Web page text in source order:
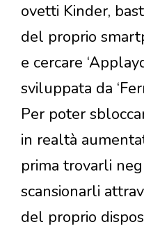
ovetti Kinder,
del proprio
e cercare
sviluppata da
Per poter
in realtà
prima trovarli
scansionarli
del proprio